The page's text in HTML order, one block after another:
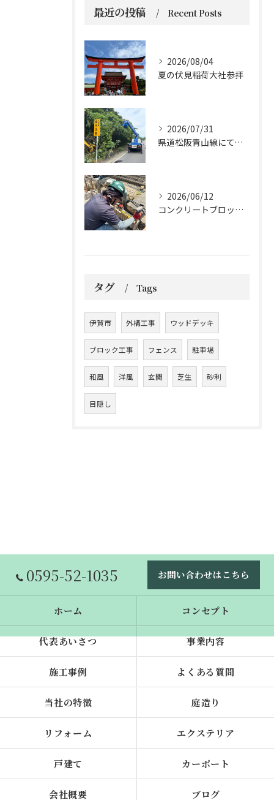
最近の投稿 Recent Posts
2026/08/04
夏の伏見稲荷大社参拝
2026/07/31
県道松阪青山線にて、支障木の伐採作業を行いました🌲
2026/06/12
コンクリートブロックの設置工事です。
タグ Tags
伊賀市 外構工事 ウッドデッキ
ブロック工事 フェンス 駐車場
和風 洋風 玄関 芝生 砂利
目隠し
0595-52-1035 お問い合わせはこちら
ホーム コンセプト
代表あいさつ 事業内容
施工事例 よくある質問
当社の特徴 庭造り
リフォーム エクステリア
戸建て カーポート
会社概要 ブログ